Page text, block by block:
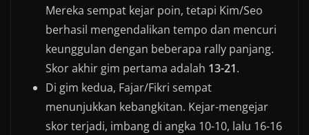
Mereka sempat kejar poin, tetapi Kim/Seo
berhasil mengendalikan tempo dan mencuri
keunggulan dengan beberapa rally panjang.
Skor akhir gim pertama adalah 13-21.
Di gim kedua, Fajar/Fikri sempat
menunjukkan kebangkitan. Kejar-mengejar
skor terjadi, imbang di angka 10-10, lalu 16-16